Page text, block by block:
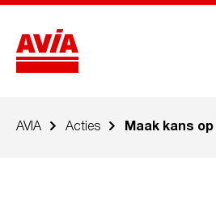
AVIA Acties Maak kans